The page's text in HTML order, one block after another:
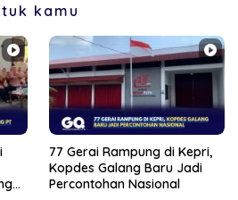
kamu
77 Gerai Rampung di Kepri,
Kopdes Galang Baru Jadi
Percontohan Nasional